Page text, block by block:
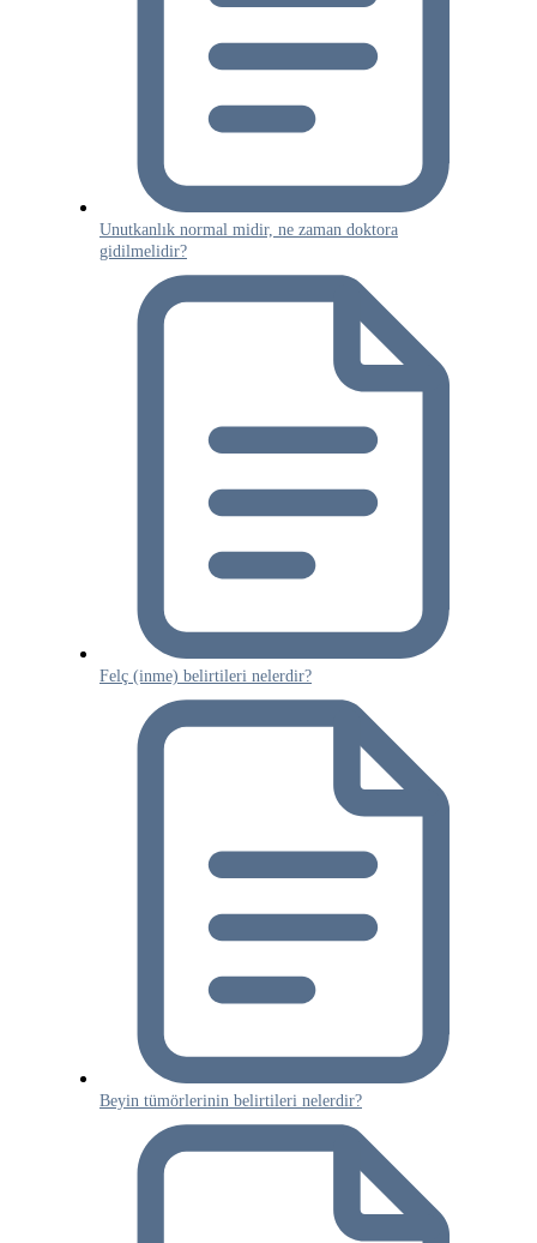
Unutkanlık normal midir, ne zaman doktora
gidilmelidir?
Felç (inme) belirtileri nelerdir?
Beyin tümörlerinin belirtileri nelerdir?